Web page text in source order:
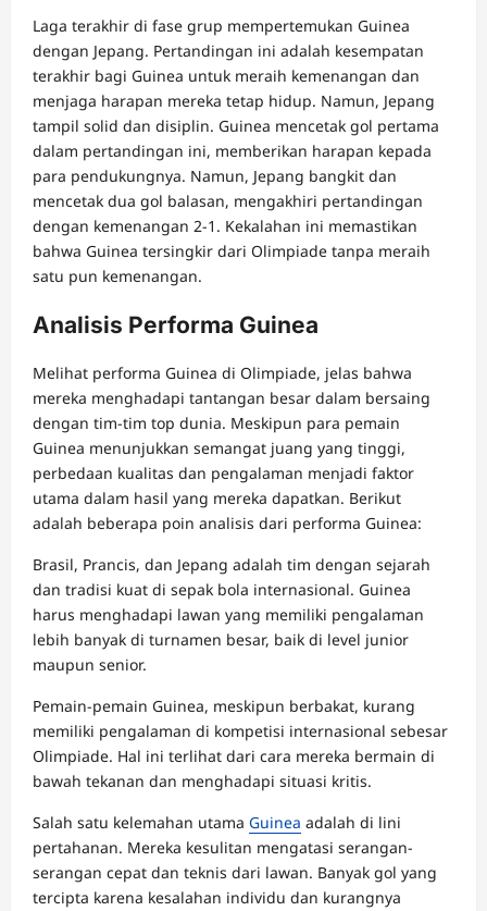
Laga terakhir di fase grup mempertemukan Guinea
dengan Jepang. Pertandingan ini adalah kesempatan
terakhir bagi Guinea untuk meraih kemenangan dan
menjaga harapan mereka tetap hidup. Namun, Jepang
tampil solid dan disiplin. Guinea mencetak gol pertama
dalam pertandingan ini, memberikan harapan kepada
para pendukungnya. Namun, Jepang bangkit dan
mencetak dua gol balasan, mengakhiri pertandingan
dengan kemenangan 2-1. Kekalahan ini memastikan
bahwa Guinea tersingkir dari Olimpiade tanpa meraih
satu pun kemenangan.
Analisis Performa Guinea
Melihat performa Guinea di Olimpiade, jelas bahwa
mereka menghadapi tantangan besar dalam bersaing
dengan tim-tim top dunia. Meskipun para pemain
Guinea menunjukkan semangat juang yang tinggi,
perbedaan kualitas dan pengalaman menjadi faktor
utama dalam hasil yang mereka dapatkan. Berikut
adalah beberapa poin analisis dari performa Guinea:
Brasil, Prancis, dan Jepang adalah tim dengan sejarah
dan tradisi kuat di sepak bola internasional. Guinea
harus menghadapi lawan yang memiliki pengalaman
lebih banyak di turnamen besar, baik di level junior
maupun senior.
Pemain-pemain Guinea, meskipun berbakat, kurang
memiliki pengalaman di kompetisi internasional sebesar
Olimpiade. Hal ini terlihat dari cara mereka bermain di
bawah tekanan dan menghadapi situasi kritis.
Salah satu kelemahan utama Guinea adalah di lini
pertahanan. Mereka kesulitan mengatasi serangan-
serangan cepat dan teknis dari lawan. Banyak gol yang
tercipta karena kesalahan individu dan kurangnya